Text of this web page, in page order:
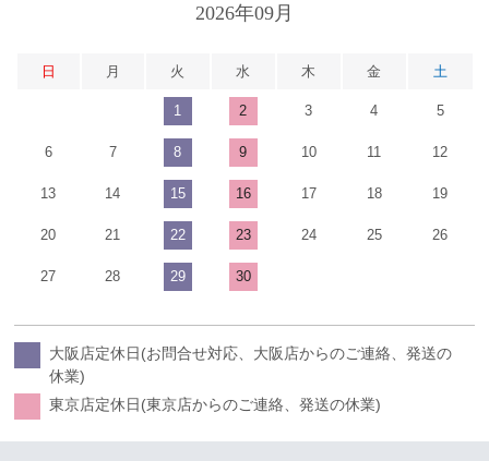
2026年09月
日 月 火 水 木 金 土
1 2 3 4 5
6 7 8 9 10 11 12
13 14 15 16 17 18 19
20 21 22 23 24 25 26
27 28 29 30
大阪店定休日(お問合せ対応、大阪店からのご連絡、発送の
休業)
東京店定休日(東京店からのご連絡、発送の休業)